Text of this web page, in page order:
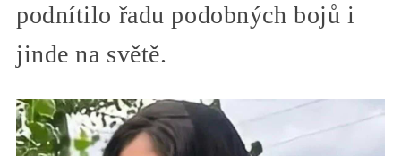
podnítilo řadu podobných bojů i
jinde na světě.